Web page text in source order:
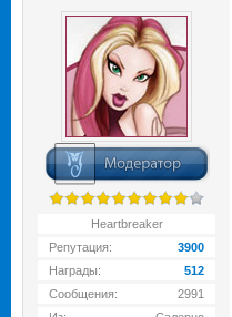
Heartbreaker
Репутация:
3900
Награды:
512
Сообщения:
2991